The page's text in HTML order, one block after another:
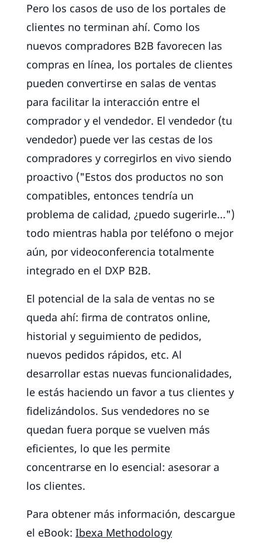
Pero los casos de uso de los portales de
clientes no terminan ahí. Como los
nuevos compradores B2B favorecen las
compras en línea, los portales de clientes
pueden convertirse en salas de ventas
para facilitar la interacción entre el
comprador y el vendedor. El vendedor (tu
vendedor) puede ver las cestas de los
compradores y corregirlos en vivo siendo
proactivo ("Estos dos productos no son
compatibles, entonces tendría un
problema de calidad, ¿puedo sugerirle...")
todo mientras habla por teléfono o mejor
aún, por videoconferencia totalmente
integrado en el DXP B2B.
El potencial de la sala de ventas no se
queda ahí: firma de contratos online,
historial y seguimiento de pedidos,
nuevos pedidos rápidos, etc. Al
desarrollar estas nuevas funcionalidades,
le estás haciendo un favor a tus clientes y
fidelizándolos. Sus vendedores no se
quedan fuera porque se vuelven más
eficientes, lo que les permite
concentrarse en lo esencial: asesorar a
los clientes.
Para obtener más información, descargue
el eBook: Ibexa Methodology